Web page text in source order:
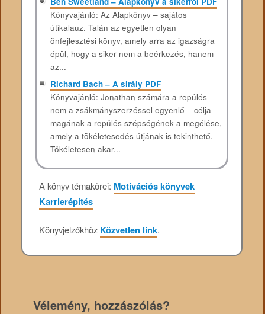
Könyvajánló: Az Alapkönyv – sajátos
útikalauz. Talán az egyetlen olyan
önfejlesztési könyv, amely arra az igazságra
épül, hogy a siker nem a beérkezés, hanem
az...
Richard Bach – A sirály PDF
Könyvajánló: Jonathan számára a repülés
nem a zsákmányszerzéssel egyenlő – célja
magának a repülés szépségének a megélése,
amely a tökéletesedés útjának is tekinthető.
Tökéletesen akar...
A könyv témakörei: Motivációs könyvek
Karrierépítés
Könyvjelzőkhöz Közvetlen link.
Vélemény, hozzászólás?